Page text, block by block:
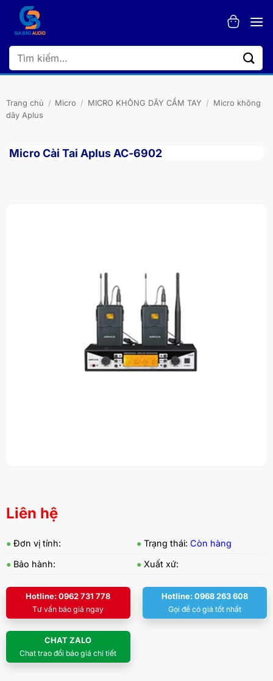
dung
Tìm
kiếm:
Trang chủ / Micro / MICRO KHÔNG DÂY CẦM TAY / Micro không
dây Aplus
Micro Cài Tai Aplus AC-6902
Liên hệ
● Đơn vị tính: ● Trạng thái: Còn hàng
● Bảo hành: ● Xuất xứ:
Hotline: 0962 731 778
Tư vấn báo giá ngay
Hotline: 0968 263 608
Gọi để có giá tốt nhất
CHAT ZALO
Chat trao đổi báo giá chi tiết